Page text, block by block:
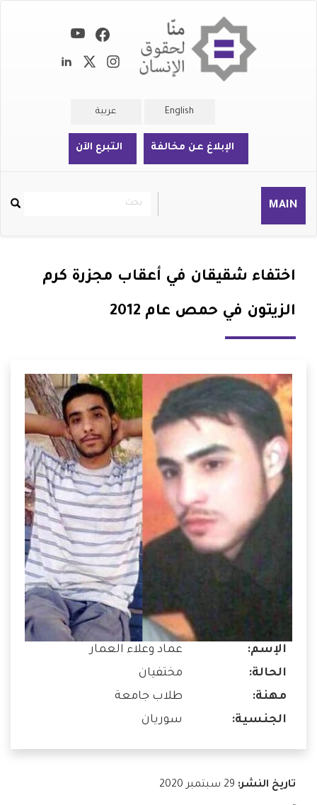
English عربية
الإبلاغ عن مخالفة التبرع الآن
MAIN
Rechercher
بحث
اختفاء شقيقان في أعقاب مجزرة كرم
الزيتون في حمص عام 2012
الإسم:
عماد وعلاء العمار
الحالة:
مختفيان
مهنة:
طلاب جامعة
الجنسية:
سوريان
تاريخ النشر: